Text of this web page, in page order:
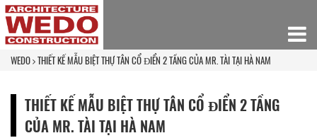
WEDO THIẾT KẾ MẪU BIỆT THỰ TÂN CỔ ĐIỂN 2 TẦNG CỦA MR. TÀI TẠI HÀ NAM
THIẾT KẾ MẪU BIỆT THỰ TÂN CỔ ĐIỂN 2 TẦNG
CỦA MR. TÀI TẠI HÀ NAM